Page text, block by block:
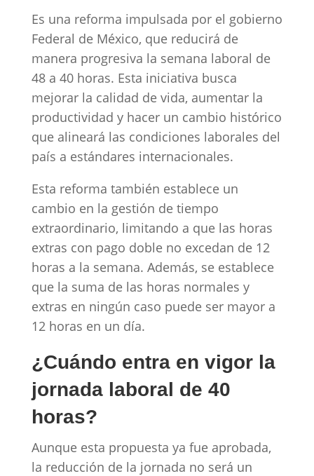
Es una reforma impulsada por el gobierno
Federal de México, que reducirá de
manera progresiva la semana laboral de
48 a 40 horas. Esta iniciativa busca
mejorar la calidad de vida, aumentar la
productividad y hacer un cambio histórico
que alineará las condiciones laborales del
país a estándares internacionales.
Esta reforma también establece un
cambio en la gestión de tiempo
extraordinario, limitando a que las horas
extras con pago doble no excedan de 12
horas a la semana. Además, se establece
que la suma de las horas normales y
extras en ningún caso puede ser mayor a
12 horas en un día.
¿Cuándo entra en vigor la
jornada laboral de 40
horas?
Aunque esta propuesta ya fue aprobada,
la reducción de la jornada no será un